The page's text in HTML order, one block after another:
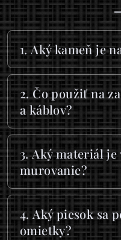
1. Aký kameň je
Frakcie 16/32 mm,
sú ideálne pre
2. Čo použiť na
a káblov?
Frakcie 0/2 mm
rovnomerné
3. Aký materiál je
murovanie?
Na murovanie sa
4. Aký piesok sa
omietky?